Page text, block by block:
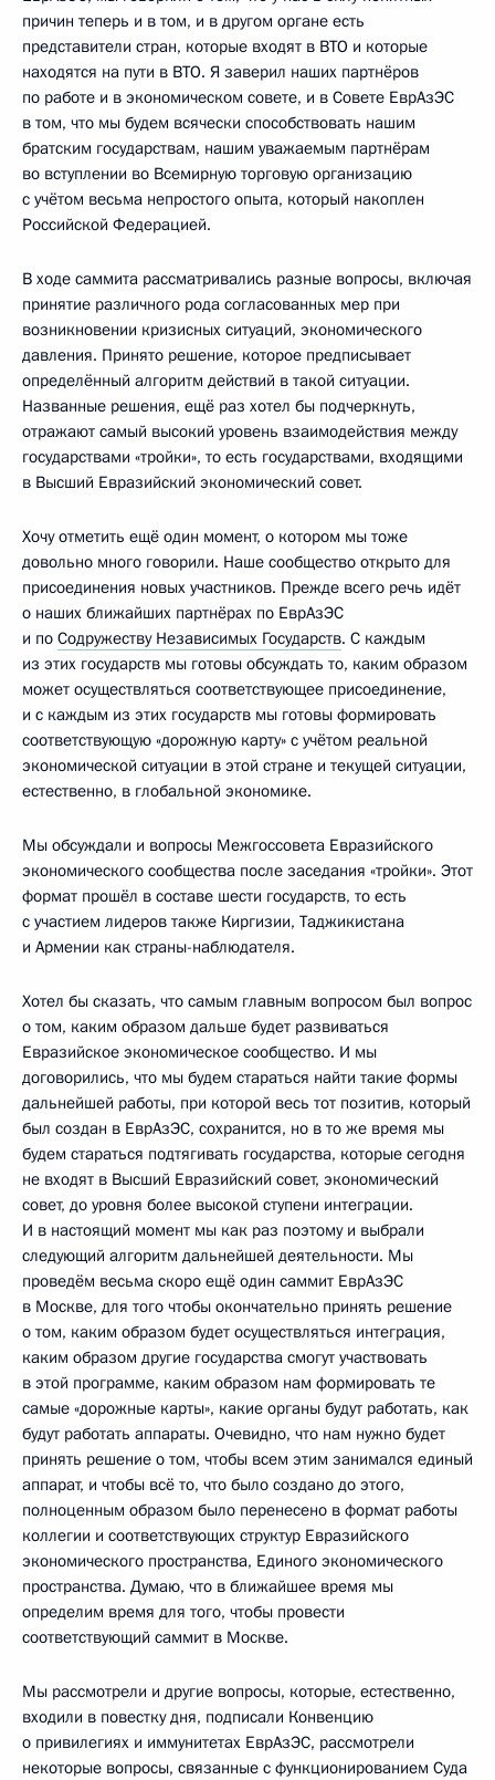
причин теперь и в том, и в другом органе есть
представители стран, которые входят в ВТО и которые
находятся на пути в ВТО. Я заверил наших партнёров
по работе и в экономическом совете, и в Совете ЕврАзЭС
в том, что мы будем всячески способствовать нашим
братским государствам, нашим уважаемым партнёрам
во вступлении во Всемирную торговую организацию
с учётом весьма непростого опыта, который накоплен
Российской Федерацией.
В ходе саммита рассматривались разные вопросы, включая
принятие различного рода согласованных мер при
возникновении кризисных ситуаций, экономического
давления. Принято решение, которое предписывает
определённый алгоритм действий в такой ситуации.
Названные решения, ещё раз хотел бы подчеркнуть,
отражают самый высокий уровень взаимодействия между
государствами «тройки», то есть государствами, входящими
в Высший Евразийский экономический совет.
Хочу отметить ещё один момент, о котором мы тоже
довольно много говорили. Наше сообщество открыто для
присоединения новых участников. Прежде всего речь идёт
о наших ближайших партнёрах по ЕврАзЭС
и по Содружеству Независимых Государств. С каждым
из этих государств мы готовы обсуждать то, каким образом
может осуществляться соответствующее присоединение,
и с каждым из этих государств мы готовы формировать
соответствующую «дорожную карту» с учётом реальной
экономической ситуации в этой стране и текущей ситуации,
естественно, в глобальной экономике.
Мы обсуждали и вопросы Межгоссовета Евразийского
экономического сообщества после заседания «тройки». Этот
формат прошёл в составе шести государств, то есть
с участием лидеров также Киргизии, Таджикистана
и Армении как страны-наблюдателя.
Хотел бы сказать, что самым главным вопросом был вопрос
о том, каким образом дальше будет развиваться
Евразийское экономическое сообщество. И мы
договорились, что мы будем стараться найти такие формы
дальнейшей работы, при которой весь тот позитив, который
был создан в ЕврАзЭС, сохранится, но в то же время мы
будем стараться подтягивать государства, которые сегодня
не входят в Высший Евразийский совет, экономический
совет, до уровня более высокой ступени интеграции.
И в настоящий момент мы как раз поэтому и выбрали
следующий алгоритм дальнейшей деятельности. Мы
проведём весьма скоро ещё один саммит ЕврАзЭС
в Москве, для того чтобы окончательно принять решение
о том, каким образом будет осуществляться интеграция,
каким образом другие государства смогут участвовать
в этой программе, каким образом нам формировать те
самые «дорожные карты», какие органы будут работать, как
будут работать аппараты. Очевидно, что нам нужно будет
принять решение о том, чтобы всем этим занимался единый
аппарат, и чтобы всё то, что было создано до этого,
полноценным образом было перенесено в формат работы
коллегии и соответствующих структур Евразийского
экономического пространства, Единого экономического
пространства. Думаю, что в ближайшее время мы
определим время для того, чтобы провести
соответствующий саммит в Москве.
Мы рассмотрели и другие вопросы, которые, естественно,
входили в повестку дня, подписали Конвенцию
о привилегиях и иммунитетах ЕврАзЭС, рассмотрели
некоторые вопросы, связанные с функционированием Суда